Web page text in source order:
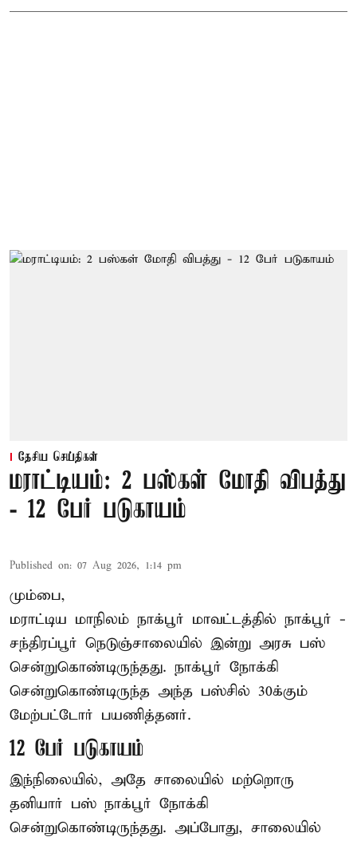
தேசிய செய்திகள்
மராட்டியம்: 2 பஸ்கள் மோதி விபத்து
- 12 பேர் படுகாயம்
Published on: 07 Aug 2026, 1:14 pm
மும்பை,
மராட்டிய மாநிலம் நாக்பூர் மாவட்டத்தில் நாக்பூர் -
சந்திரப்பூர் நெடுஞ்சாலையில் இன்று அரசு பஸ்
சென்றுகொண்டிருந்தது. நாக்பூர் நோக்கி
சென்றுகொண்டிருந்த அந்த பஸ்சில் 30க்கும்
மேற்பட்டோர் பயணித்தனர்.
12 பேர் படுகாயம்
இந்நிலையில், அதே சாலையில் மற்றொரு
தனியார் பஸ் நாக்பூர் நோக்கி
சென்றுகொண்டிருந்தது. அப்போது, சாலையில்